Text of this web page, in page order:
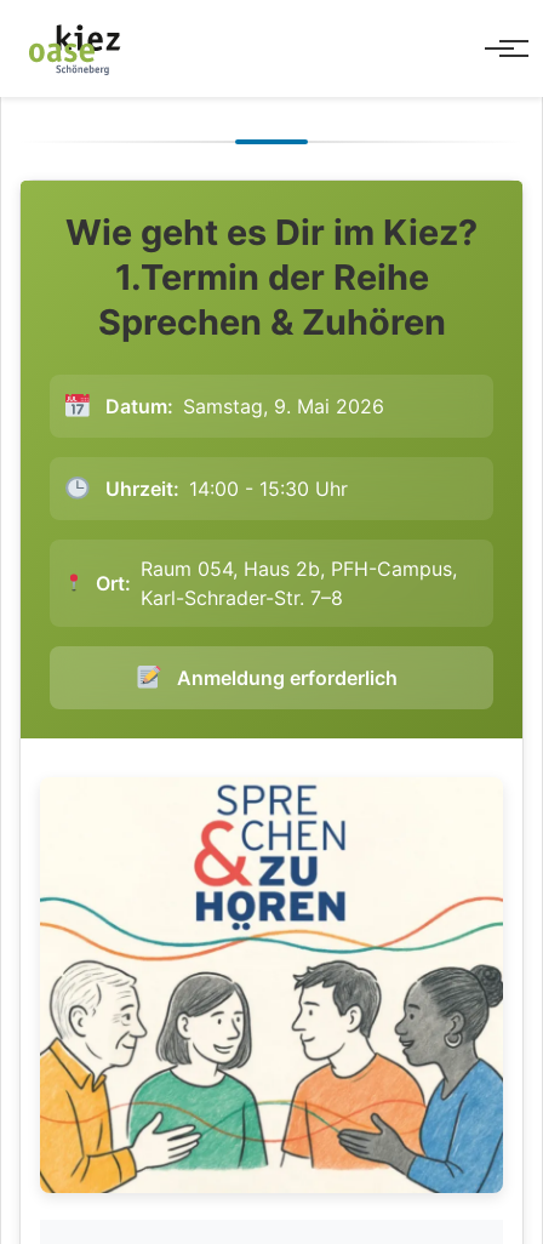
Wie geht es Dir im Kiez?
1.Termin der Reihe
Sprechen & Zuhören
Datum: Samstag, 9. Mai 2026
Uhrzeit: 14:00 - 15:30 Uhr
Ort:
Raum 054, Haus 2b, PFH-Campus,
Karl-Schrader-Str. 7–8
Anmeldung erforderlich